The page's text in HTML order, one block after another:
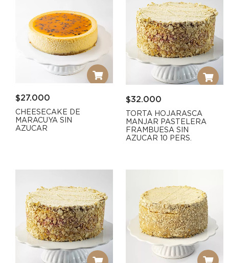
$27.000
CHEESECAKE DE
MARACUYA SIN
AZUCAR
$32.000
TORTA HOJARASCA
MANJAR PASTELERA
FRAMBUESA SIN
AZUCAR 10 PERS.